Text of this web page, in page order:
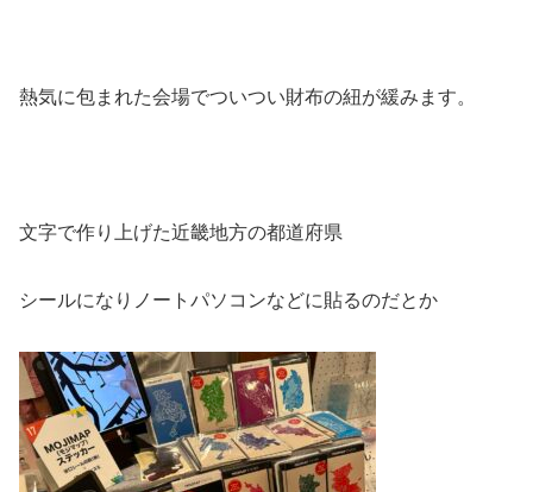
熱気に包まれた会場でついつい財布の紐が緩みます。
文字で作り上げた近畿地方の都道府県
シールになりノートパソコンなどに貼るのだとか